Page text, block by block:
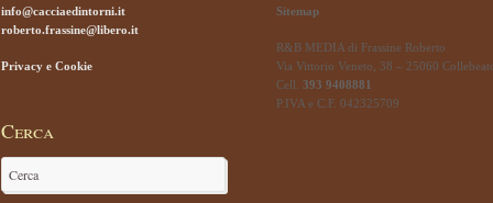
info@cacciaedintorni.it
roberto.frassine@libero.it
Privacy e Cookie
Cerca
Sitemap
R&B MEDIA di Frassine Roberto
Via Vittorio Veneto, 38 – 25060
Cell. 393 9408881
P.IVA e C.F. 042325709